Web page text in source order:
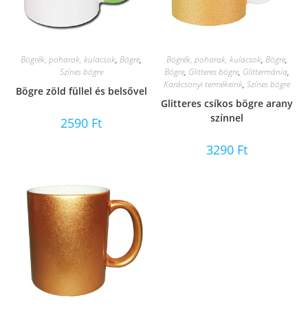
Bögrék, poharak, kulacsok,Bögre,
Színes bögre
Bögre zöld füllel és belsővel
2590 Ft
Bögrék, poharak, kulacsok, Bögre,
Bögre, Glitteres bögre, Glittermánia,
Karácsonyi termékeink, Színes bögre
Glitteres csíkos bögre arany
színnel
3290 Ft